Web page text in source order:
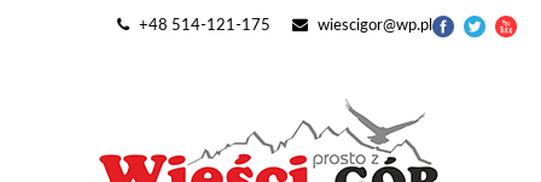
+48 514-121-175 wiescigor@wp.pl